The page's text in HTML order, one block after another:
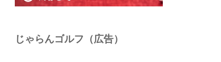
じゃらんゴルフ（広告）